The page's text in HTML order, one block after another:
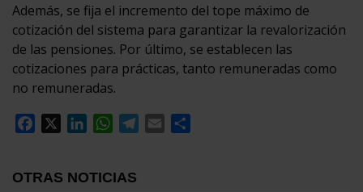
Además, se fija el incremento del tope máximo de
cotización del sistema para garantizar la revalorización
de las pensiones. Por último, se establecen las
cotizaciones para prácticas, tanto remuneradas como
no remuneradas.
Facebook
LinkedInWhatsApp
Telegram
Email
OTRAS NOTICIAS